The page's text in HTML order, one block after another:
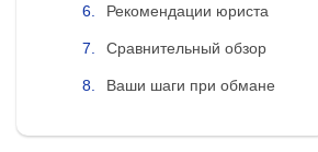
Рекомендации юриста
Сравнительный обзор
Ваши шаги при обмане